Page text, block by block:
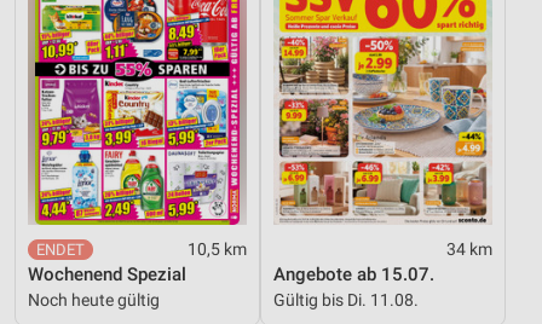
10,5 km
Wochenend Spezial
Noch heute gültig
34 km
Angebote ab 15.07.
Gültig bis Di. 11.08.